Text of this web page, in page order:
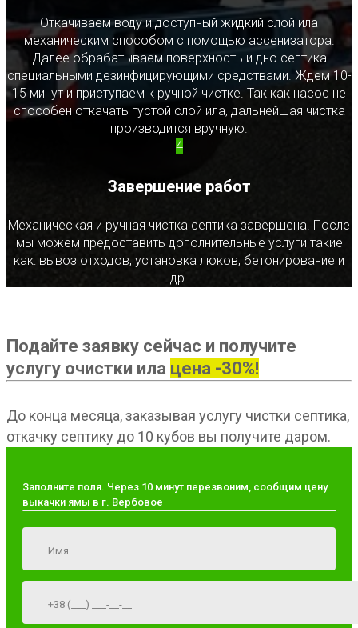
Откачиваем воду и доступный жидкий слой ила
механическим способом с помощью ассенизатора.
Далее обрабатываем поверхность и дно септика
специальными дезинфицирующими средствами. Ждем 10-
15 минут и приступаем к ручной чистке. Так как насос не
способен откачать густой слой ила, дальнейшая чистка
производится вручную.
4
Завершение работ
Механическая и ручная чистка септика завершена. После
мы можем предоставить дополнительные услуги такие
как: вывоз отходов, установка люков, бетонирование и
др.
Подайте заявку сейчас и получите
услугу очистки ила цена -30%!
До конца месяца, заказывая услугу чистки септика,
откачку септику до 10 кубов вы получите даром.
Заполните поля. Через 10 минут перезвоним, сообщим цену
выкачки ямы в г. Вербовое